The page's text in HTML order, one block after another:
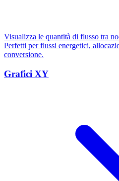
Visualizza le quantità di flusso tra
Perfetti per flussi energetici,
conversione.
Grafici XY